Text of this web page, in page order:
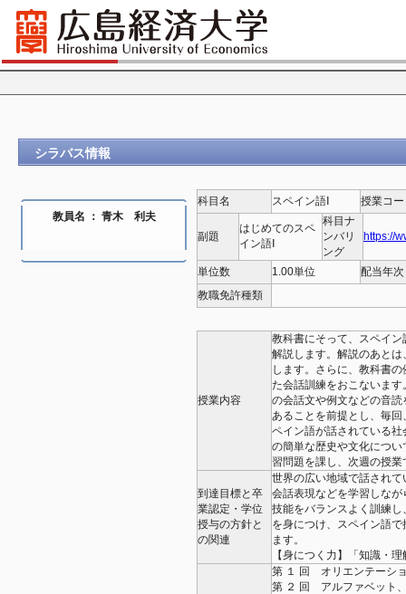
シラバス情報
教員名 ： 青木 利夫
科目名 スペイン語Ⅰ 授業コ
副題
はじめてのスペ
イン語Ⅰ
科目ナ
ンバリ
ング
https://
単位数 1.00単位
配当年次
教職免許種類
授業内容
教科書にそって、スペイ
解説します。解説のあと
します。さらに、教科書
た会話訓練をおこないま
の会話文や例文などの音
あることを前提とし、毎
ペイン語が話されている
の簡単な歴史や文化につ
習問題を課し、次週の授
到達目標と卒
業認定・学位
授与の方針と
の関連
世界の広い地域で話され
会話表現などを学習しな
技能をバランスよく訓練
を身につけ、スペイン語
ます。
【身につく力】「知識・
第 １ 回 オリエンテーシ
第 ２ 回 アルファベット